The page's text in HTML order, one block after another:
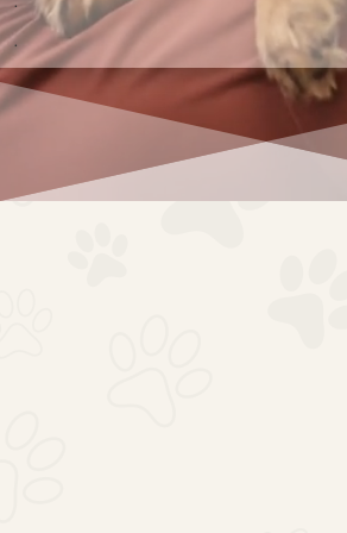
.